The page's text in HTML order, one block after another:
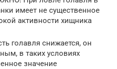
имеет не существенное
активности хищника
голавля снижается, он
в таких условиях
значение